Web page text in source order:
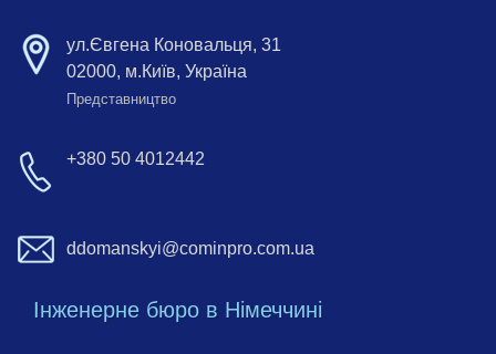
ул.Євгена Коновальця, 31
02000, м.Київ, Україна
Представництво
+380 50 4012442
ddomanskyi@cominpro.com.ua
Інженерне бюро в Німеччині